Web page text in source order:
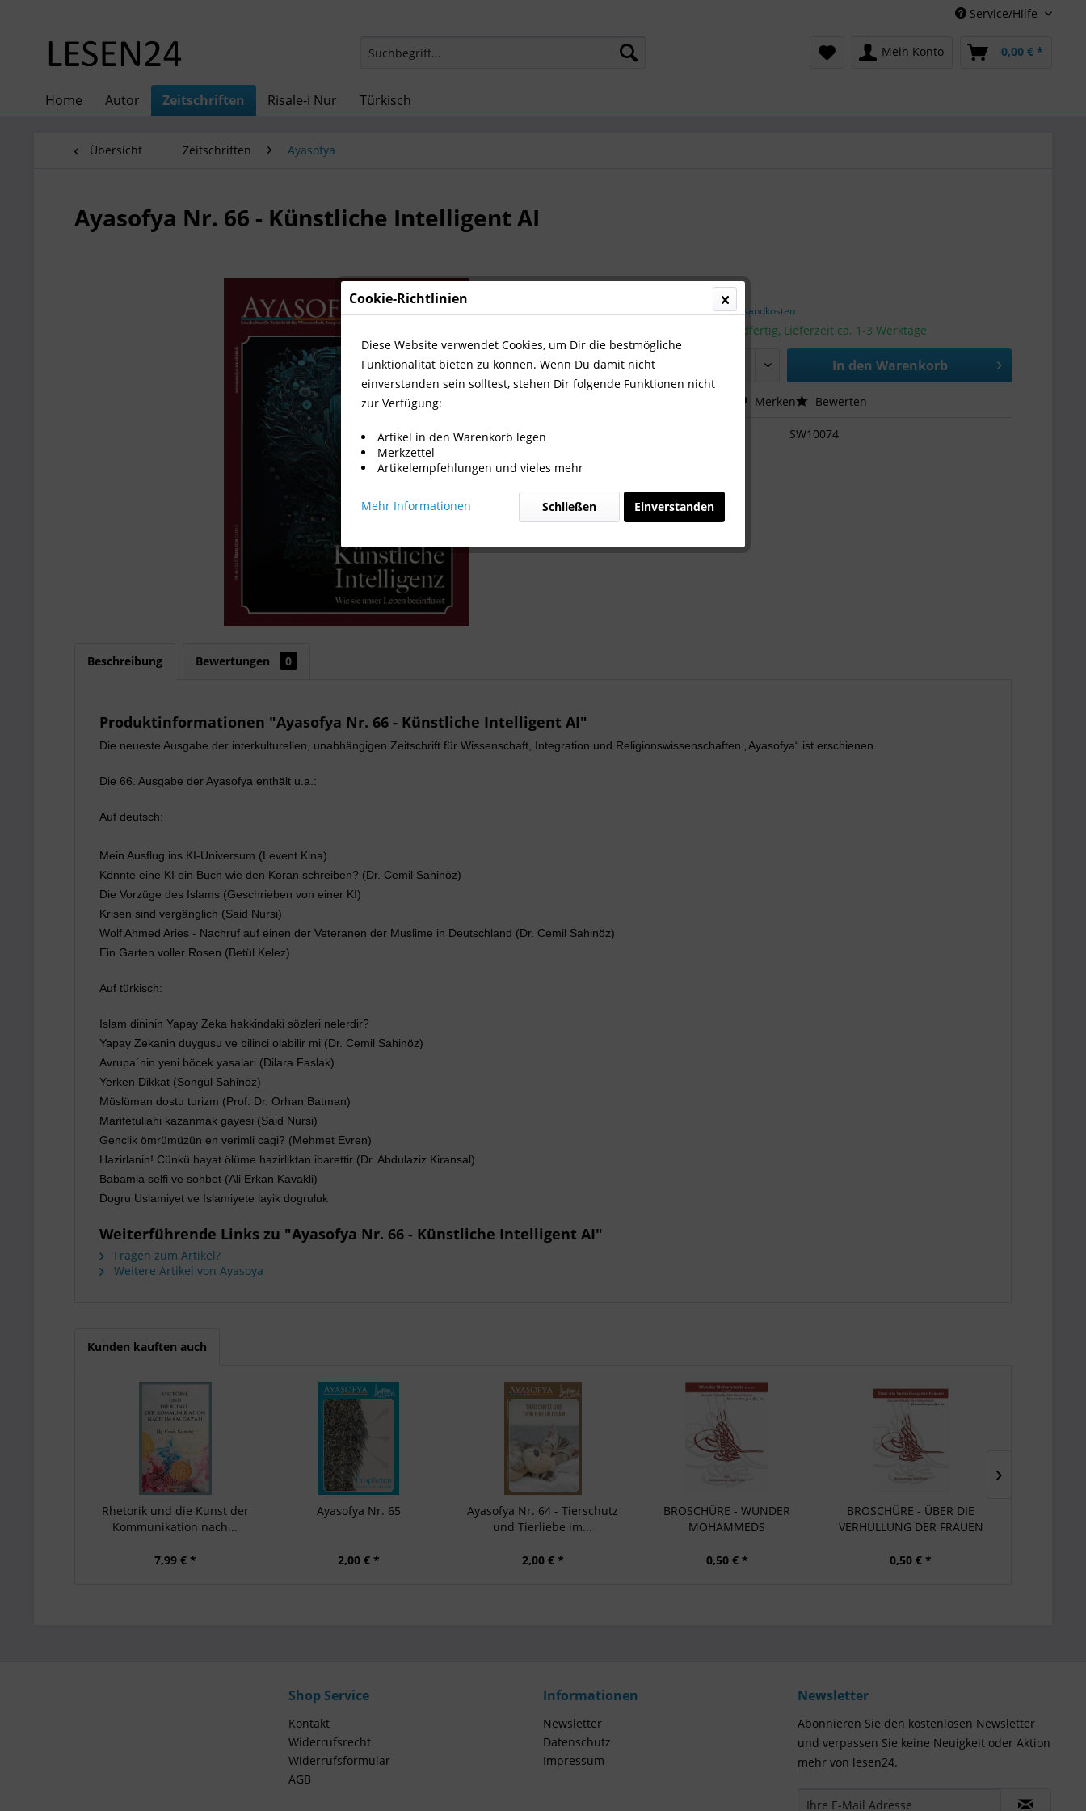
Service/Hilfe
Mein Konto 0,00 € *
Home Autor Zeitschriften Risale-i Nur Türkisch
Übersicht Zeitschriften Ayasofya
Ayasofya Nr. 66 - Künstliche Intelligent AI
2,00 € *
zzgl. Versandkosten
Sofort versandfertig, Lieferzeit ca. 1-3 Werktage
In den Warenkorb
Merken Bewerten
SW10074
Beschreibung Bewertungen 0
Produktinformationen "Ayasofya Nr. 66 - Künstliche Intelligent AI"
Die neueste Ausgabe der interkulturellen, unabhängigen Zeitschrift für Wissenschaft, Integration und Religionswissenschaften „Ayasofya“ ist erschienen.
Die 66. Ausgabe der Ayasofya enthält u.a.:
Auf deutsch:
Mein Ausflug ins KI-Universum (Levent Kina)
Könnte eine KI ein Buch wie den Koran schreiben? (Dr. Cemil Sahinöz)
Die Vorzüge des Islams (Geschrieben von einer KI)
Krisen sind vergänglich (Said Nursi)
Wolf Ahmed Aries - Nachruf auf einen der Veteranen der Muslime in Deutschland (Dr. Cemil Sahinöz)
Ein Garten voller Rosen (Betül Kelez)
Auf türkisch:
Islam dininin Yapay Zeka hakkindaki sözleri nelerdir?
Yapay Zekanin duygusu ve bilinci olabilir mi (Dr. Cemil Sahinöz)
Avrupa´nin yeni böcek yasalari (Dilara Faslak)
Yerken Dikkat (Songül Sahinöz)
Müslüman dostu turizm (Prof. Dr. Orhan Batman)
Marifetullahi kazanmak gayesi (Said Nursi)
Genclik ömrümüzün en verimli cagi? (Mehmet Evren)
Hazirlanin! Cünkü hayat ölüme hazirliktan ibarettir (Dr. Abdulaziz Kiransal)
Babamla selfi ve sohbet (Ali Erkan Kavakli)
Dogru Uslamiyet ve Islamiyete layik dogruluk
Weiterführende Links zu "Ayasofya Nr. 66 - Künstliche Intelligent AI"
Fragen zum Artikel?
Weitere Artikel von Ayasoya
Kunden kauften auch
Rhetorik und die Kunst der
Kommunikation nach...
7,99 € *
Ayasofya Nr. 65
2,00 € *
Ayasofya Nr. 64 - Tierschutz
und Tierliebe im...
2,00 € *
BROSCHÜRE - WUNDER
MOHAMMEDS
0,50 € *
BROSCHÜRE - ÜBER DIE
VERHÜLLUNG DER FRAUEN
0,50 € *
Shop Service
Kontakt
Widerrufsrecht
Widerrufsformular
AGB
Informationen
Newsletter
Datenschutz
Impressum
Newsletter
Abonnieren Sie den kostenlosen Newsletter
und verpassen Sie keine Neuigkeit oder Aktion
mehr von lesen24.
Cookie-Richtlinien
Diese Website verwendet Cookies, um Dir die bestmögliche
Funktionalität bieten zu können. Wenn Du damit nicht
einverstanden sein solltest, stehen Dir folgende Funktionen nicht
zur Verfügung:
Artikel in den Warenkorb legen
Merkzettel
Artikelempfehlungen und vieles mehr
Mehr Informationen Einverstanden
Schließen